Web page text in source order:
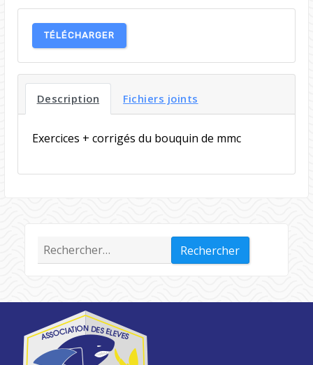
TÉLÉCHARGER
Description Fichiers joints
Exercices + corrigés du bouquin de mmc
Rechercher :